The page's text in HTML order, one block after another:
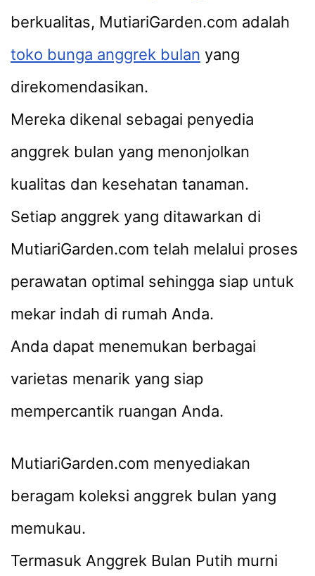
berkualitas, MutiariGarden.com adalah
toko bunga anggrek bulan yang
direkomendasikan.
Mereka dikenal sebagai penyedia
anggrek bulan yang menonjolkan
kualitas dan kesehatan tanaman.
Setiap anggrek yang ditawarkan di
MutiariGarden.com telah melalui proses
perawatan optimal sehingga siap untuk
mekar indah di rumah Anda.
Anda dapat menemukan berbagai
varietas menarik yang siap
mempercantik ruangan Anda.
MutiariGarden.com menyediakan
beragam koleksi anggrek bulan yang
memukau.
Termasuk Anggrek Bulan Putih murni